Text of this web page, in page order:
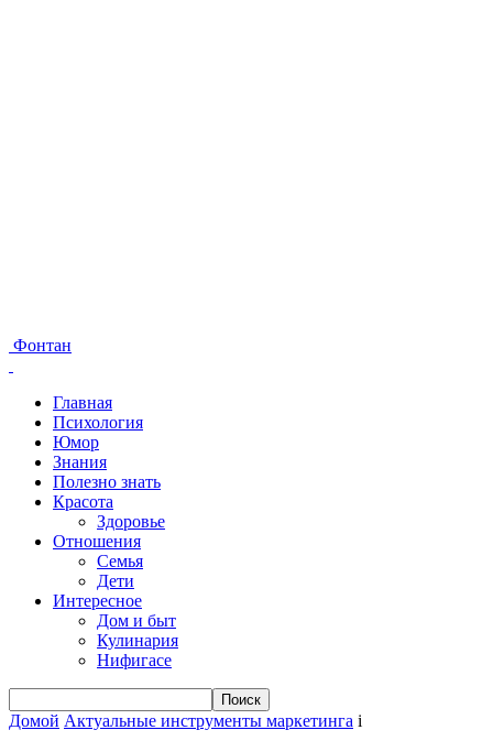
Фонтан
Главная
Психология
Юмор
Знания
Полезно знать
Красота
Здоровье
Отношения
Семья
Дети
Интересное
Дом и быт
Кулинария
Нифигасе
Домой Актуальные инструменты маркетинга i